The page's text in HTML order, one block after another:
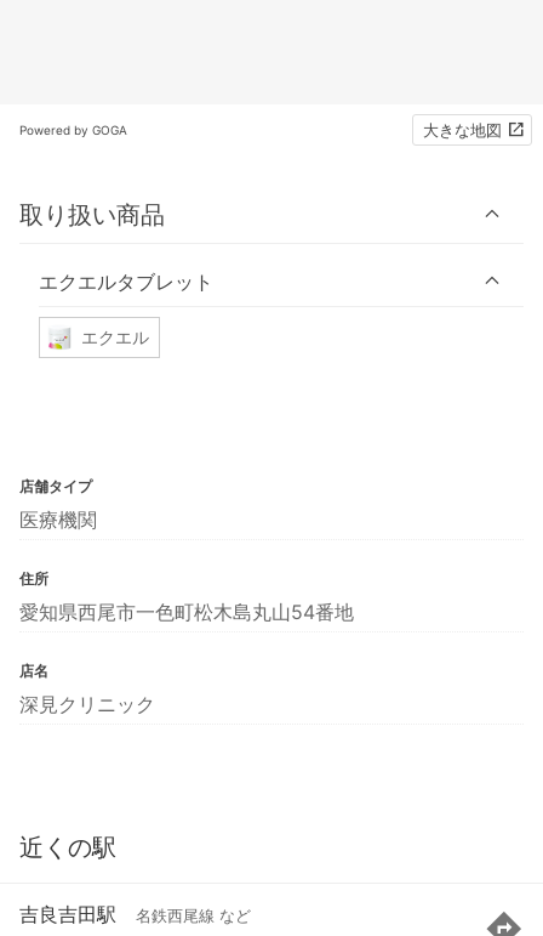
Powered by GOGA 大きな地図
取り扱い商品
エクエルタブレット
エクエル
店舗タイプ
医療機関
住所
愛知県西尾市一色町松木島丸山54番地
店名
深見クリニック
近くの駅
吉良吉田駅 名鉄西尾線 など